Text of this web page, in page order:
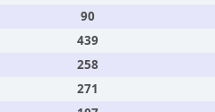
90
439
258
271